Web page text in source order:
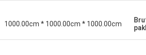
1000.00cm * 1000.00cm * 1000.00cm